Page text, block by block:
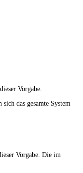
Vorgabe.
das gesamte System
Vorgabe. Die im